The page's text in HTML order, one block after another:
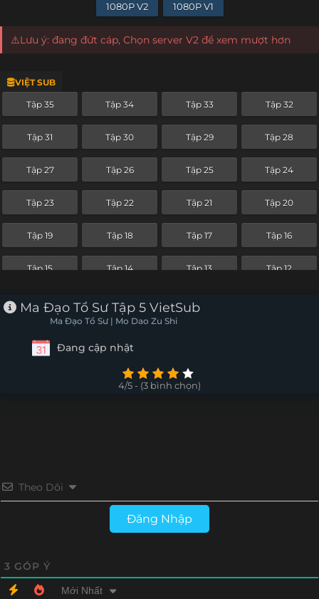
1080P V2 1080P V1
⚠️Lưu ý: đang đứt cáp, Chọn server V2 để xem mượt hơn
VIỆT SUB
Tập 35 Tập 34 Tập 33 Tập 32
Tập 31 Tập 30 Tập 29 Tập 28
Tập 27 Tập 26 Tập 25 Tập 24
Tập 23 Tập 22 Tập 21 Tập 20
Tập 19 Tập 18 Tập 17 Tập 16
Tập 15 Tập 14 Tập 13 Tập 12
Tập 11 Tập 10 Tập 9
Tập 2
Ma Đạo Tổ Sư Tập 5 VietSub
Ma Đạo Tổ Sư | Mo Dao Zu Shi
Đang cập nhật
4/5 - (3 bình chọn)
Theo Dõi
Đăng Nhập
3 GÓP Ý
Mới Nhất